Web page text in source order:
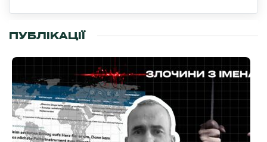
ПУБЛІКАЦІЇ